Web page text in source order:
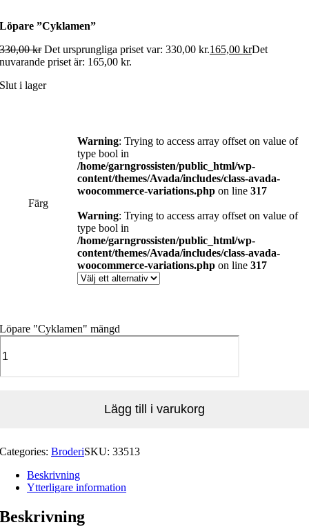
Löpare ”Cyklamen”
330,00kr Det ursprungliga priset var: 330,00 kr.165,00krDet
nuvarande priset är: 165,00 kr.
Slut i lager
Färg
Warning: Trying to access array offset on value of
type bool in
/home/garngrossisten/public_html/wp-
content/themes/Avada/includes/class-avada-
woocommerce-variations.php on line317
Warning: Trying to access array offset on value of
type bool in
/home/garngrossisten/public_html/wp-
content/themes/Avada/includes/class-avada-
woocommerce-variations.php on line317
Löpare "Cyklamen" mängd
Lägg till i varukorg
Categories:BroderiSKU:33513
Beskrivning
Ytterligare information
Beskrivning